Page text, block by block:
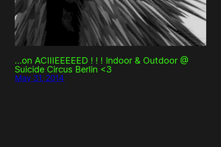
…on ACIIIEEEEED ! ! ! Indoor & Outdoor @
Suicide Circus Berlin <3
May 31, 2014